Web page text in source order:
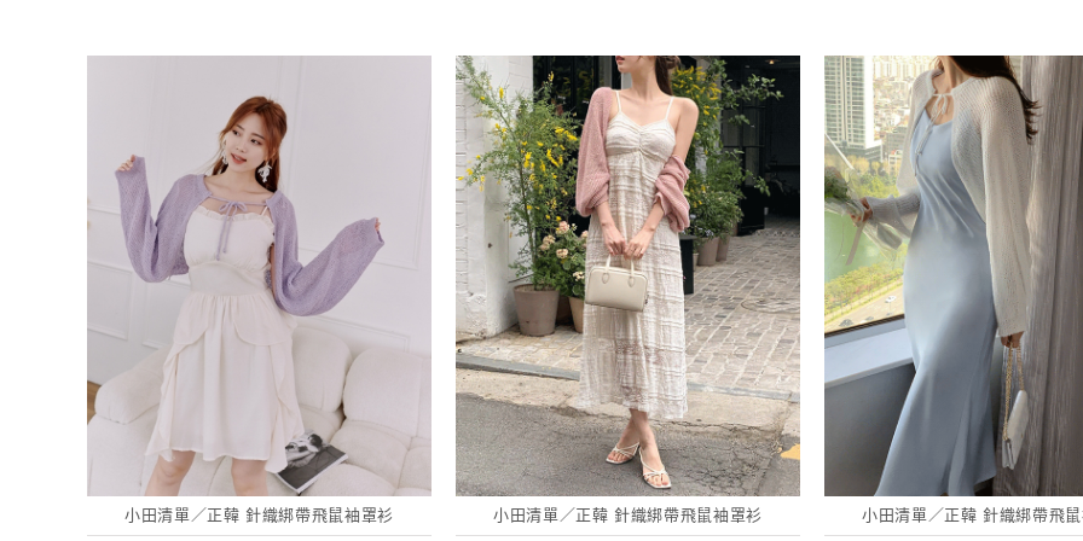
小田清單／正韓 針織綁帶飛鼠袖罩衫 小田清單／正韓 針織綁帶飛鼠袖罩衫 小田清單／正韓 針織綁帶飛